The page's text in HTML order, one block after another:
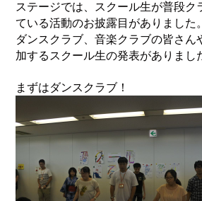
ステージでは、スクール生が普段ク
ている活動のお披露目がありました。
ダンスクラブ、音楽クラブの皆さん
加するスクール生の発表がありまし
まずはダンスクラブ！